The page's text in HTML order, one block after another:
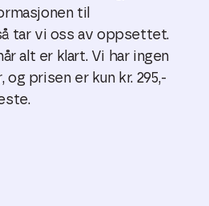
til
tar vi oss av oppsettet.
alt er klart. Vi har ingen
prisen er kun kr. 295,-